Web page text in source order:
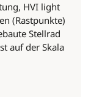
HVI light
(Rastpunkte)
Stellrad
auf der Skala